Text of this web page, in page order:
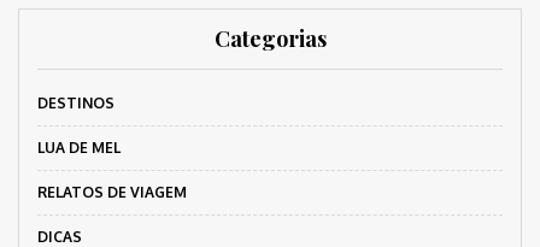
Categorias
DESTINOS
LUA DE MEL
RELATOS DE VIAGEM
DICAS